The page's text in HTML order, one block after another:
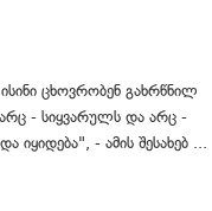
ცხოვრობენ გახრწნილ
არც - სიყვარულს და არც -
- ამის შესახებ ...